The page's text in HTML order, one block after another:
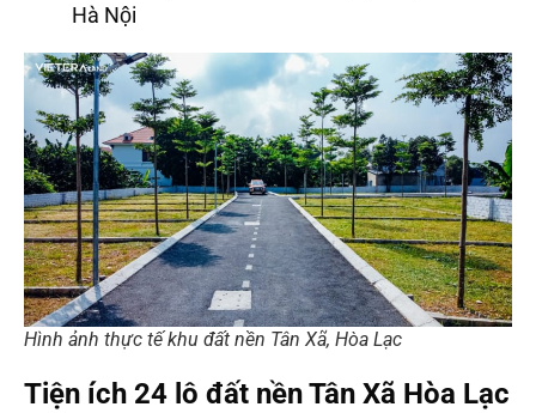
Hà Nội
Hình ảnh thực tế khu đất nền Tân Xã, Hòa Lạc
Tiện ích 24 lô đất nền Tân Xã Hòa Lạc